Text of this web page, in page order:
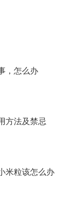
，怎么办
方法及禁忌
米粒该怎么办